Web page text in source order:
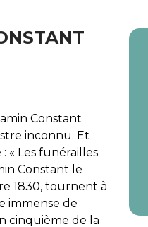
Constant
inconnu. Et
« Les funérailles
Constant le
1830, tournent à
immense de
cinquième de la